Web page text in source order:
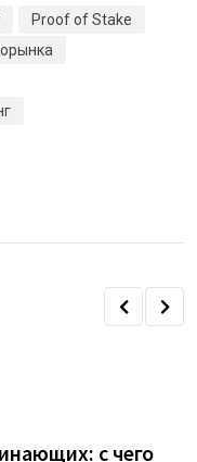
Proof of Stake
с чего